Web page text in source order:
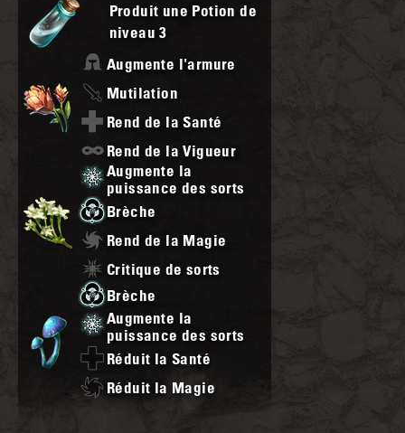
Produit une Potion de
niveau3
Augmente l'armure
Mutilation
Rend de la Santé
Rend de la Vigueur
Augmente la
puissance des sorts
Brèche
Rend de la Magie
Critique de sorts
Brèche
Augmente la
puissance des sorts
Réduit la Santé
Réduit la Magie